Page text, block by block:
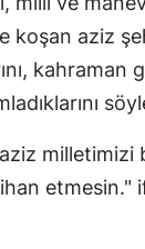
koşan aziz
kahraman
milletimizi
etmesin."